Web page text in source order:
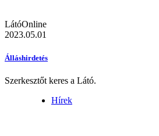
LátóOnline
2023.05.01
Álláshirdetés
Szerkesztőt keres a Látó.
Hírek